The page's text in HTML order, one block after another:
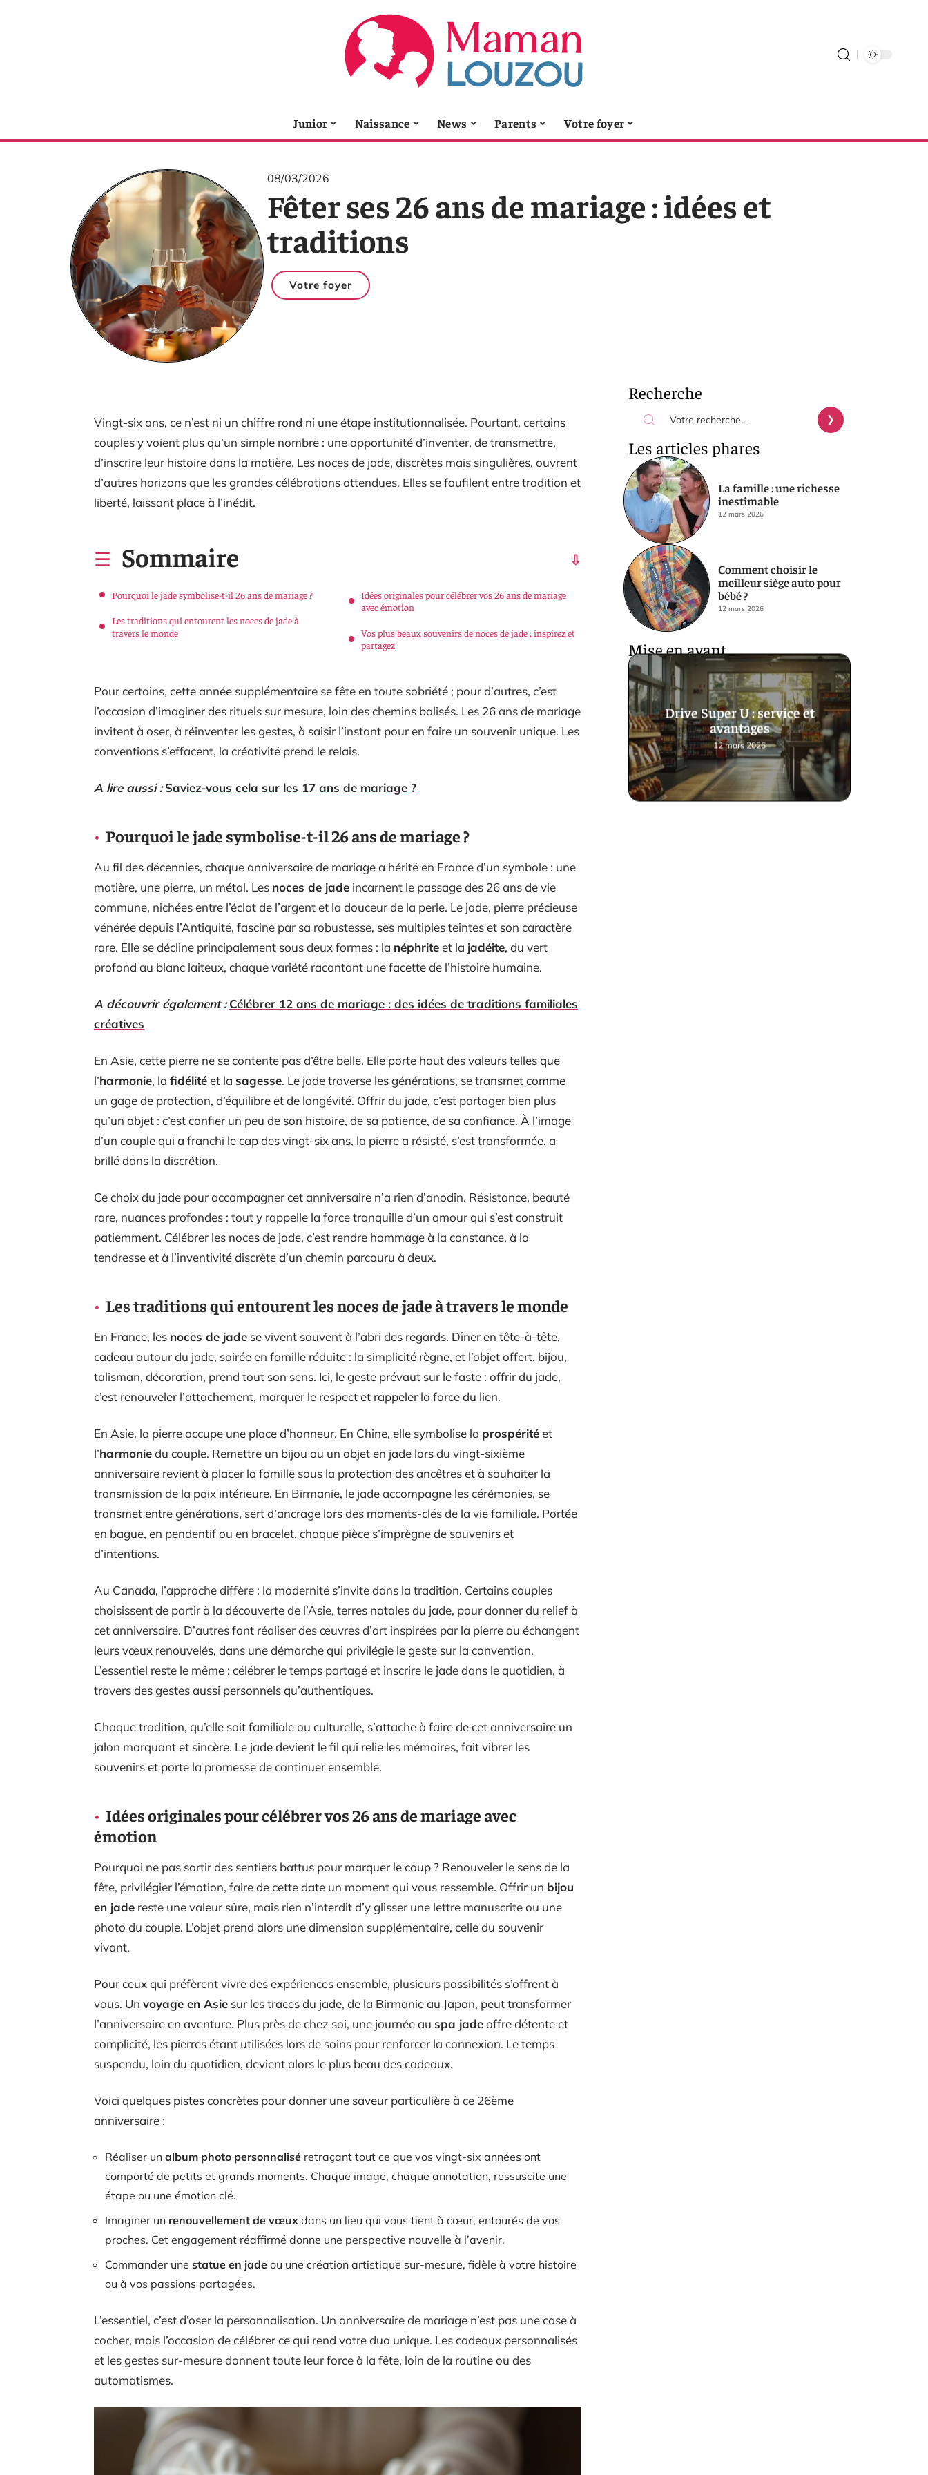
Junior Naissance News Parents Votre foyer
08/03/2026
Fêter ses 26 ans de mariage : idées et
traditions
Votre foyer
Vingt-six ans, ce n’est ni un chiffre rond ni une étape institutionnalisée. Pourtant, certains
couples y voient plus qu’un simple nombre : une opportunité d’inventer, de transmettre,
d’inscrire leur histoire dans la matière. Les noces de jade, discrètes mais singulières, ouvrent
d’autres horizons que les grandes célébrations attendues. Elles se faufilent entre tradition et
liberté, laissant place à l’inédit.
Sommaire
Pourquoi le jade symbolise-t-il 26 ans de mariage ?
Les traditions qui entourent les noces de jade à
travers le monde
Idées originales pour célébrer vos 26 ans de mariage
avec émotion
Vos plus beaux souvenirs de noces de jade : inspirez et
partagez
Pour certains, cette année supplémentaire se fête en toute sobriété ; pour d’autres, c’est
l’occasion d’imaginer des rituels sur mesure, loin des chemins balisés. Les 26 ans de mariage
invitent à oser, à réinventer les gestes, à saisir l’instant pour en faire un souvenir unique. Les
conventions s’effacent, la créativité prend le relais.
A lire aussi : Saviez-vous cela sur les 17 ans de mariage ?
Pourquoi le jade symbolise-t-il 26 ans de mariage ?
Au fil des décennies, chaque anniversaire de mariage a hérité en France d’un symbole : une
matière, une pierre, un métal. Les noces de jade incarnent le passage des 26 ans de vie
commune, nichées entre l’éclat de l’argent et la douceur de la perle. Le jade, pierre précieuse
vénérée depuis l’Antiquité, fascine par sa robustesse, ses multiples teintes et son caractère
rare. Elle se décline principalement sous deux formes : la néphriteet la jadéite, du vert
profond au blanc laiteux, chaque variété racontant une facette de l’histoire humaine.
A découvrir également : Célébrer 12 ans de mariage : des idées de traditions familiales
créatives
En Asie, cette pierre ne se contente pas d’être belle. Elle porte haut des valeurs telles que
l’harmonie, la fidélitéet la sagesse. Le jade traverse les générations, se transmet comme
un gage de protection, d’équilibre et de longévité. Offrir du jade, c’est partager bien plus
qu’un objet : c’est confier un peu de son histoire, de sa patience, de sa confiance. À l’image
d’un couple qui a franchi le cap des vingt-six ans, la pierre a résisté, s’est transformée, a
brillé dans la discrétion.
Ce choix du jade pour accompagner cet anniversaire n’a rien d’anodin. Résistance, beauté
rare, nuances profondes : tout y rappelle la force tranquille d’un amour qui s’est construit
patiemment. Célébrer les noces de jade, c’est rendre hommage à la constance, à la
tendresse et à l’inventivité discrète d’un chemin parcouru à deux.
Les traditions qui entourent les noces de jade à travers le monde
En France, les noces de jade se vivent souvent à l’abri des regards. Dîner en tête-à-tête,
cadeau autour du jade, soirée en famille réduite : la simplicité règne, et l’objet offert, bijou,
talisman, décoration, prend tout son sens. Ici, le geste prévaut sur le faste : offrir du jade,
c’est renouveler l’attachement, marquer le respect et rappeler la force du lien.
En Asie, la pierre occupe une place d’honneur. En Chine, elle symbolise la prospéritéet
l’harmoniedu couple. Remettre un bijou ou un objet en jade lors du vingt-sixième
anniversaire revient à placer la famille sous la protection des ancêtres et à souhaiter la
transmission de la paix intérieure. En Birmanie, le jade accompagne les cérémonies, se
transmet entre générations, sert d’ancrage lors des moments-clés de la vie familiale. Portée
en bague, en pendentif ou en bracelet, chaque pièce s’imprègne de souvenirs et
d’intentions.
Au Canada, l’approche diffère : la modernité s’invite dans la tradition. Certains couples
choisissent de partir à la découverte de l’Asie, terres natales du jade, pour donner du relief à
cet anniversaire. D’autres font réaliser des œuvres d’art inspirées par la pierre ou échangent
leurs vœux renouvelés, dans une démarche qui privilégie le geste sur la convention.
L’essentiel reste le même : célébrer le temps partagé et inscrire le jade dans le quotidien, à
travers des gestes aussi personnels qu’authentiques.
Chaque tradition, qu’elle soit familiale ou culturelle, s’attache à faire de cet anniversaire un
jalon marquant et sincère. Le jade devient le fil qui relie les mémoires, fait vibrer les
souvenirs et porte la promesse de continuer ensemble.
Idées originales pour célébrer vos 26 ans de mariage avec
émotion
Pourquoi ne pas sortir des sentiers battus pour marquer le coup ? Renouveler le sens de la
fête, privilégier l’émotion, faire de cette date un moment qui vous ressemble. Offrir un bijou
en jade reste une valeur sûre, mais rien n’interdit d’y glisser une lettre manuscrite ou une
photo du couple. L’objet prend alors une dimension supplémentaire, celle du souvenir
vivant.
Pour ceux qui préfèrent vivre des expériences ensemble, plusieurs possibilités s’offrent à
vous. Un voyage en Asie sur les traces du jade, de la Birmanie au Japon, peut transformer
l’anniversaire en aventure. Plus près de chez soi, une journée au spa jadeoffre détente et
complicité, les pierres étant utilisées lors de soins pour renforcer la connexion. Le temps
suspendu, loin du quotidien, devient alors le plus beau des cadeaux.
Voici quelques pistes concrètes pour donner une saveur particulière à ce 26ème
anniversaire :
Réaliser un album photo personnalisé retraçant tout ce que vos vingt-six années ont
comporté de petits et grands moments. Chaque image, chaque annotation, ressuscite une
étape ou une émotion clé.
Imaginer un renouvellement de vœux dans un lieu qui vous tient à cœur, entourés de vos
proches. Cet engagement réaffirmé donne une perspective nouvelle à l’avenir.
Commander une statue en jade ou une création artistique sur-mesure, fidèle à votre histoire
ou à vos passions partagées.
L’essentiel, c’est d’oser la personnalisation. Un anniversaire de mariage n’est pas une case à
cocher, mais l’occasion de célébrer ce qui rend votre duo unique. Les cadeaux personnalisés
et les gestes sur-mesure donnent toute leur force à la fête, loin de la routine ou des
automatismes.
Recherche
Les articles phares
La famille : une richesse
inestimable
12 mars 2026
Comment choisir le
meilleur siège auto pour
bébé ?
12 mars 2026
Mise en avant
Drive Super U : service et
avantages
12 mars 2026